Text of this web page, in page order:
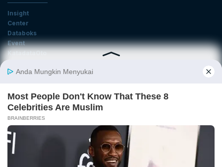
Insight
Center
Databoks
Event
KatadataOto
Email
Advertising Karier Pedoman Media Siber